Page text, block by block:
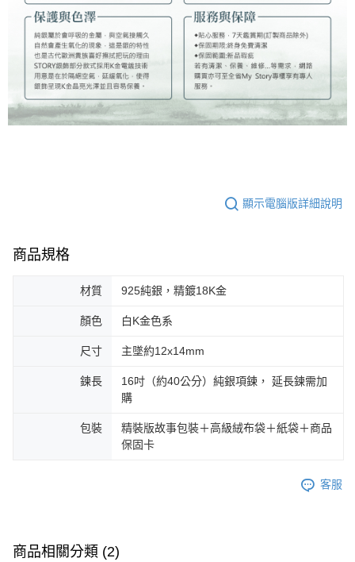
顯示電腦版詳細說明
商品規格
材質 925純銀，精鍍18K金
顏色 白K金色系
尺寸 主墜約12x14mm
鍊長
16吋（約40公分）純銀項鍊， 延長鍊需加
購
包裝
精裝版故事包裝＋高級絨布袋＋紙袋＋商品
保固卡
客服
商品相關分類 (2)